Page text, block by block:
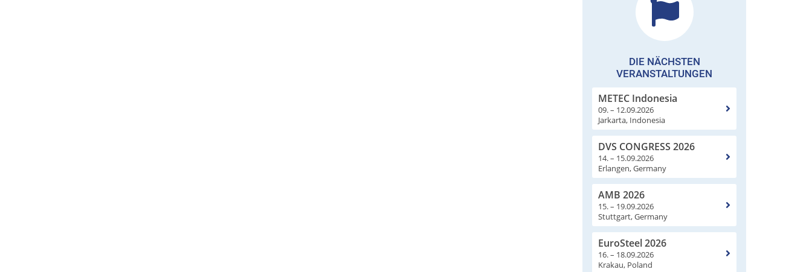
DIE NÄCHSTEN
VERANSTALTUNGEN
METEC Indonesia
09. – 12.09.2026
Jarkarta, Indonesia
DVS CONGRESS 2026
14. – 15.09.2026
Erlangen, Germany
AMB 2026
15. – 19.09.2026
Stuttgart, Germany
EuroSteel 2026
16. – 18.09.2026
Krakau, Poland